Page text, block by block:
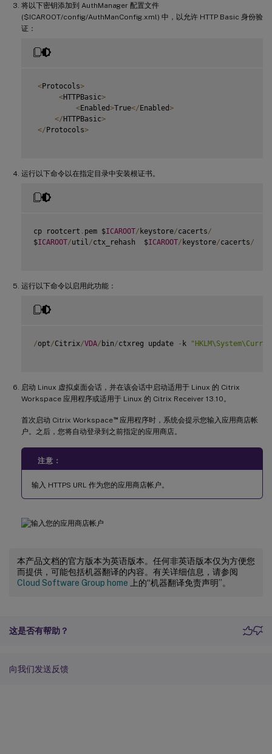
将以下密钥添加到 AuthManager 配置文件
($ICAROOT/config/AuthManConfig.xml) 中，以允许 HTTP Basic 身份验
证：
<Protocols>
<HTTPBasic>
<Enabled>True</Enabled>
</HTTPBasic>
</Protocols>
运行以下命令以在指定目录中安装根证书。
cp rootcert . pem $ICAROOT/ keystore/cacerts/
$ICAROOT/util /ctx_rehash  $ICAROOT/ keystore/cacerts/
运行以下命令以启用此功能：
/opt/Citrix/VDA/ bin/ctxreg update - k
启动 Linux 虚拟桌面会话，并在该会话中启动适用于 Linux 的 Citrix
Workspace 应用程序或适用于 Linux 的 Citrix Receiver 13.10。
首次启动 Citrix Workspace™应用程序时，系统会提示您输入应用商店帐
户。之后，您将自动登录到之前指定的应用商店。
注意：
输入 HTTPS URL 作为您的应用商店帐户。
本产品文档的官方版本为英语版本。任何非英语版本仅为方便您
而提供，可能包括机器翻译的内容。有关详细信息，请参阅
Cloud Software Group home 上的“机器翻译免责声明”。
这是否有帮助？
向我们发送反馈